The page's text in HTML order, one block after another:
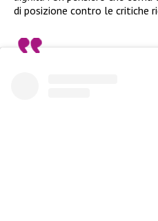
di posizione contro le critiche